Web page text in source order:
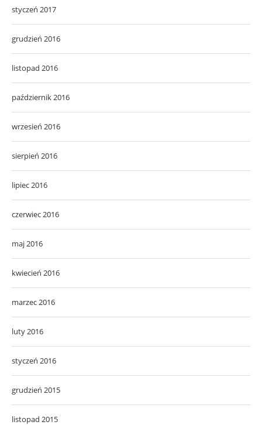
styczeń 2017
grudzień 2016
listopad 2016
październik 2016
wrzesień 2016
sierpień 2016
lipiec 2016
czerwiec 2016
maj 2016
kwiecień 2016
marzec 2016
luty 2016
styczeń 2016
grudzień 2015
listopad 2015